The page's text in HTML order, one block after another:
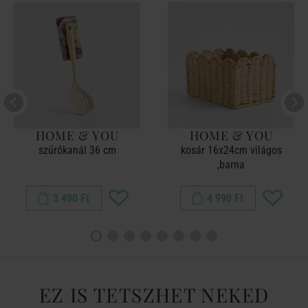
HOME & YOU
szűrőkanál 36 cm
3 490 Ft
HOME & YOU
kosár 16x24cm világos
,barna
4 990 Ft
EZ IS TETSZHET NEKED